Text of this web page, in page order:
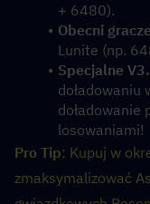
+ 6480).
Obecni gracze
Lunite (np.
Specjalne
doładowanie
losowaniami!
Pro Tip: Kupuj w
zmaksymalizować